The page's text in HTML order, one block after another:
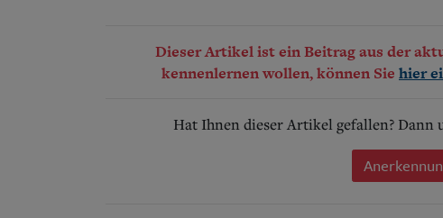
Dieser Artikel ist ein Beitrag aus der
kennenlernen wollen, können Sie hier
Hat Ihnen dieser Artikel gefallen? Dann